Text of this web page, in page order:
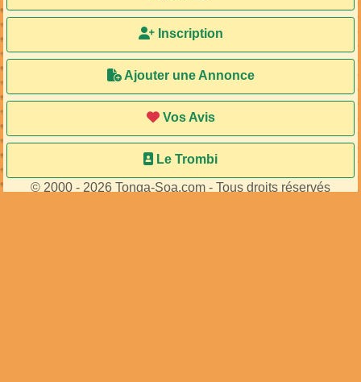
Inscription
Ajouter une Annonce
Vos Avis
Le Trombi
© 2000 - 2026 Tonga-Soa.com - Tous droits réservés